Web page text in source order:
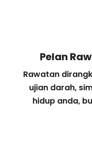
Pelan
Rawatan
ujian darah,
hidup anda,